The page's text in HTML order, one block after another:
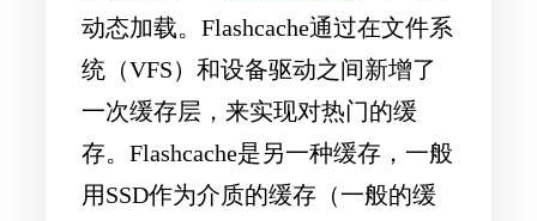
动态加载。Flashcache通过在文件系
统（VFS）和设备驱动之间新增了
一次缓存层，来实现对热门的缓
存。Flashcache是另一种缓存，一般
用SSD作为介质的缓存（一般的缓